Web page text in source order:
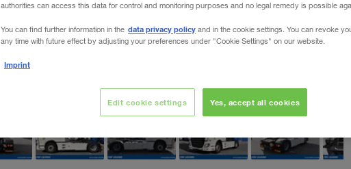
authorities can access this data for control and monitoring purposes and no legal remedy is possible
You can find further information in the data privacy policy and in the cookie settings. You can revoke
any time with future effect by adjusting your preferences under "Cookie Settings" on our website.
Imprint
Yes, accept all cookies
Edit cookie settings